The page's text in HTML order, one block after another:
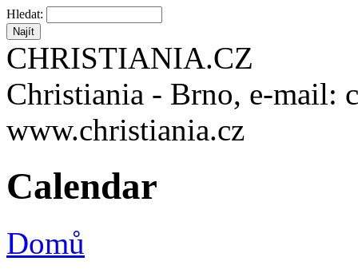
Hledat:
CHRISTIANIA.CZ
Christiania - Brno, e-mail:
www.christiania.cz
Calendar
Domů